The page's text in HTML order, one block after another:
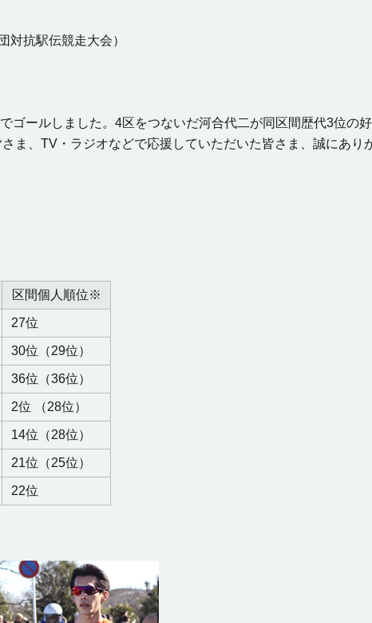
対抗駅伝競走大会）
ールしました。4区をつないだ河合代二が同区間歴代3位の
ま、TV・ラジオなどで応援していただいた皆さま、誠にあり
区間個人順位※
27位
30位（29位）
36位（36位）
2位 （28位）
14位（28位）
21位（25位）
22位